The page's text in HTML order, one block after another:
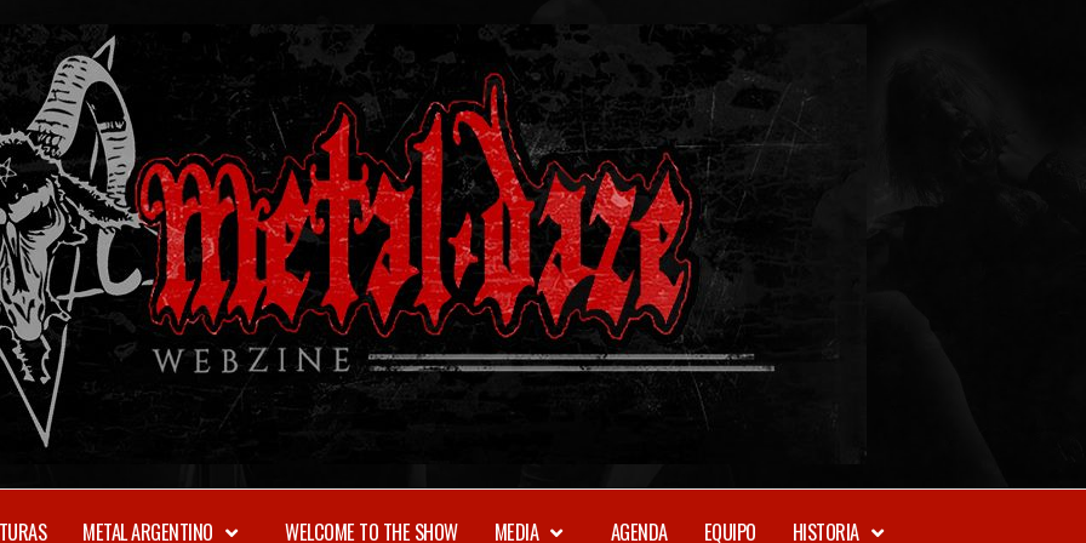
METAL ARGENTINO WELCOME TO THE SHOW MEDIA AGENDA EQUIPO HISTORIA